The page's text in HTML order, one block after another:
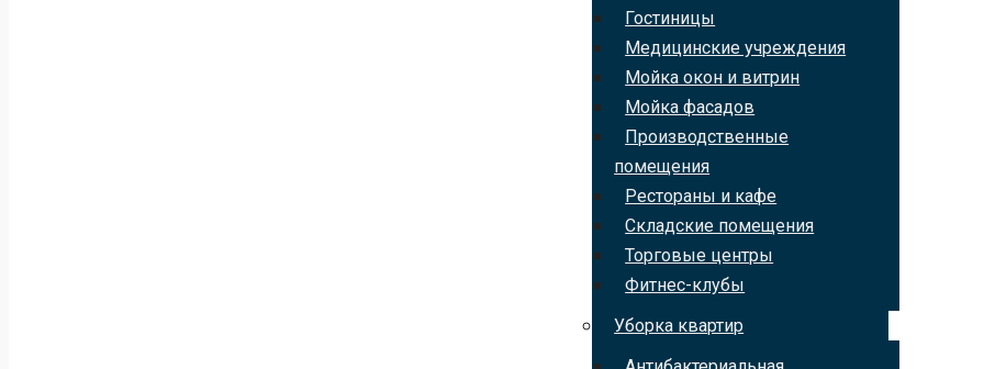
Гостиницы
Медицинские учреждения
Мойка окон и витрин
Мойка фасадов
Производственные
помещения
Рестораны и кафе
Складские помещения
Торговые центры
Фитнес-клубы
Уборка квартир